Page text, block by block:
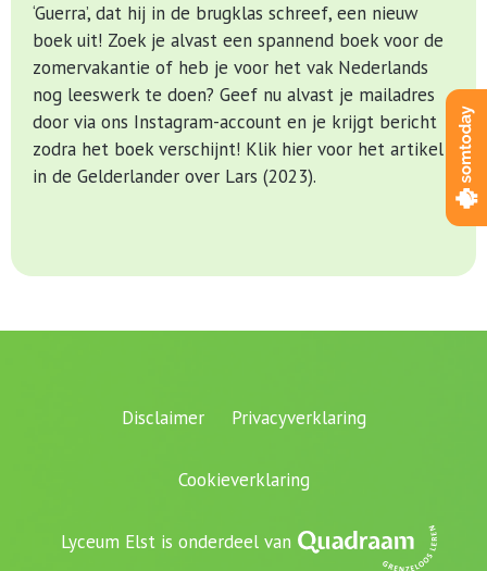
‘Guerra’, dat hij in de brugklas schreef, een nieuw
boek uit! Zoek je alvast een spannend boek voor de
zomervakantie of heb je voor het vak Nederlands
nog leeswerk te doen? Geef nu alvast je mailadres
door via ons Instagram-account en je krijgt bericht
zodra het boek verschijnt! Klik hier voor het artikel
in de Gelderlander over Lars (2023).
Disclaimer Privacyverklaring
Cookieverklaring
Lyceum Elst is onderdeel van